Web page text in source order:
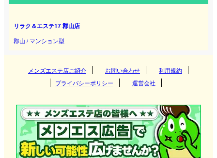
リラク＆エステ17 郡山店
郡山 / マンション型
メンズエステ店ご紹介 お問い合わせ
利用規約
プライバシーポリシー
運営会社